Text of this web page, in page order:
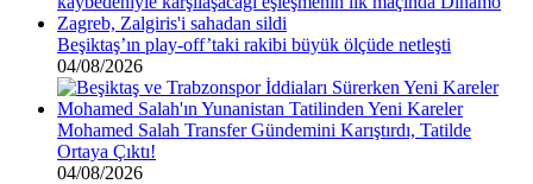
Beşiktaş’ın play-off’taki rakibi büyük ölçüde netleşti
04/08/2026
Mohamed Salah Transfer Gündemini Karıştırdı, Tatilde
Ortaya Çıktı!
04/08/2026